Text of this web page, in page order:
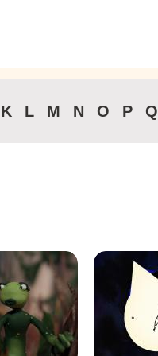
K L M N O P Q